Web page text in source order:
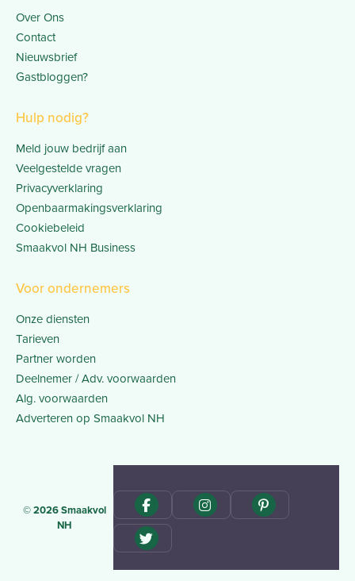
Over Ons
Contact
Nieuwsbrief
Gastbloggen?
Hulp nodig?
Meld jouw bedrijf aan
Veelgestelde vragen
Privacyverklaring
Openbaarmakingsverklaring
Cookiebeleid
Smaakvol NH Business
Voor ondernemers
Onze diensten
Tarieven
Partner worden
Deelnemer / Adv. voorwaarden
Alg. voorwaarden
Adverteren op Smaakvol NH
© 2026 Smaakvol
NH